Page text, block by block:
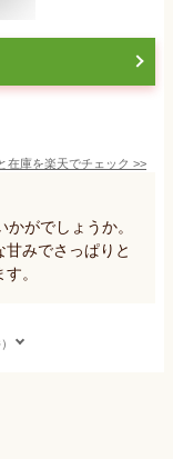
在庫を楽天でチェック >>
がでしょうか。
みでさっぱりと
。